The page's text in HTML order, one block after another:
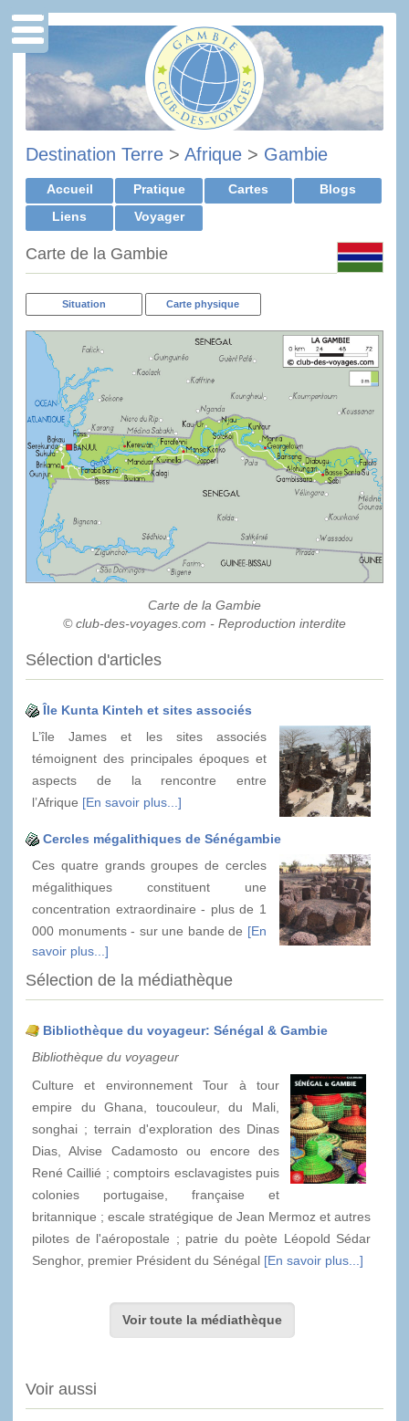
Destination Terre > Afrique > Gambie
Accueil Pratique Cartes
Blogs
Liens
Voyager
Carte de la Gambie
Situation Carte physique
Carte de la Gambie
© club-des-voyages.com - Reproduction interdite
Sélection d'articles
Île Kunta Kinteh et sites associés
L’île James et les sites associés
témoignent des principales époques et
aspects de la rencontre entre
l’Afrique [En savoir plus...]
Cercles mégalithiques de Sénégambie
Ces quatre grands groupes de cercles
mégalithiques constituent une
concentration extraordinaire - plus de 1
000 monuments - sur une bande de [En
savoir plus...]
Sélection de la médiathèque
Bibliothèque du voyageur: Sénégal & Gambie
Bibliothèque du voyageur
Culture et environnement Tour à tour
empire du Ghana, toucouleur, du Mali,
songhai ; terrain d'exploration des Dinas
Dias, Alvise Cadamosto ou encore des
René Caillié ; comptoirs esclavagistes puis
colonies portugaise, française et
britannique ; escale stratégique de Jean Mermoz et autres
pilotes de l'aéropostale ; patrie du poète Léopold Sédar
Senghor, premier Président du Sénégal [En savoir plus...]
Voir toute la médiathèque
Voir aussi